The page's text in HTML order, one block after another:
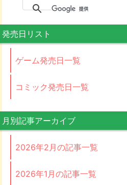
発売日リスト
ゲーム発売日一覧
コミック発売日一覧
月別記事アーカイブ
2026年2月の記事一覧
2026年1月の記事一覧